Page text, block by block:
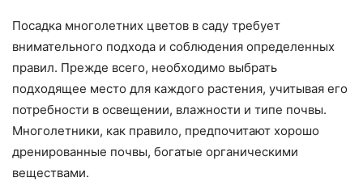
Посадка многолетних цветов в саду требует
внимательного подхода и соблюдения определенных
правил. Прежде всего, необходимо выбрать
подходящее место для каждого растения, учитывая его
потребности в освещении, влажности и типе почвы.
Многолетники, как правило, предпочитают хорошо
дренированные почвы, богатые органическими
веществами.